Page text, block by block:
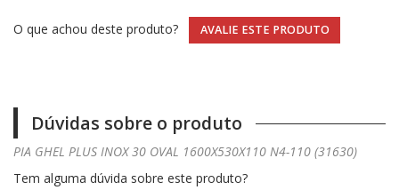
O que achou deste produto? AVALIE ESTE PRODUTO
Dúvidas sobre o produto
PIA GHEL PLUS INOX 30 OVAL 1600X530X110 N4-110 (31630)
Tem alguma dúvida sobre este produto?